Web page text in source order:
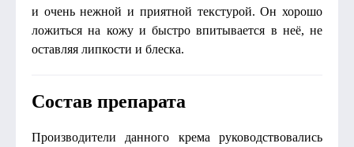
и очень нежной и приятной текстурой. Он хорошо
ложиться на кожу и быстро впитывается в неё, не
оставляя липкости и блеска.
Состав препарата
Производители данного крема руководствовались